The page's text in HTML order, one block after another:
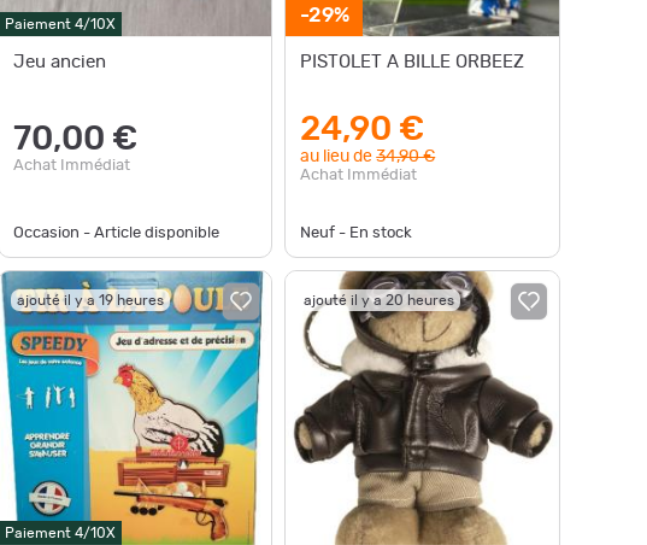
Paiement 4/10X
Jeu ancien
70,00 €
Achat Immédiat
Occasion - Article disponible
-29%
PISTOLET A BILLE ORBEEZ
24,90 €
au lieu de34,90 €
Achat Immédiat
Neuf - En stock
ajouté il y a 19 heures
Paiement 4/10X
ajouté il y a 20 heures